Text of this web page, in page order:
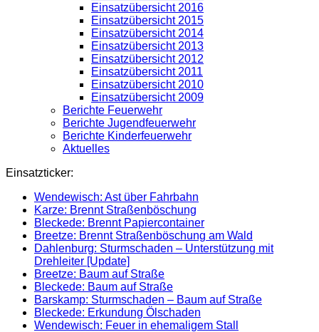
Einsatzübersicht 2016
Einsatzübersicht 2015
Einsatzübersicht 2014
Einsatzübersicht 2013
Einsatzübersicht 2012
Einsatzübersicht 2011
Einsatzübersicht 2010
Einsatzübersicht 2009
Berichte Feuerwehr
Berichte Jugendfeuerwehr
Berichte Kinderfeuerwehr
Aktuelles
Einsatzticker:
Wendewisch: Ast über Fahrbahn
Karze: Brennt Straßenböschung
Bleckede: Brennt Papiercontainer
Breetze: Brennt Straßenböschung am Wald
Dahlenburg: Sturmschaden – Unterstützung mit
Drehleiter [Update]
Breetze: Baum auf Straße
Bleckede: Baum auf Straße
Barskamp: Sturmschaden – Baum auf Straße
Bleckede: Erkundung Ölschaden
Wendewisch: Feuer in ehemaligem Stall